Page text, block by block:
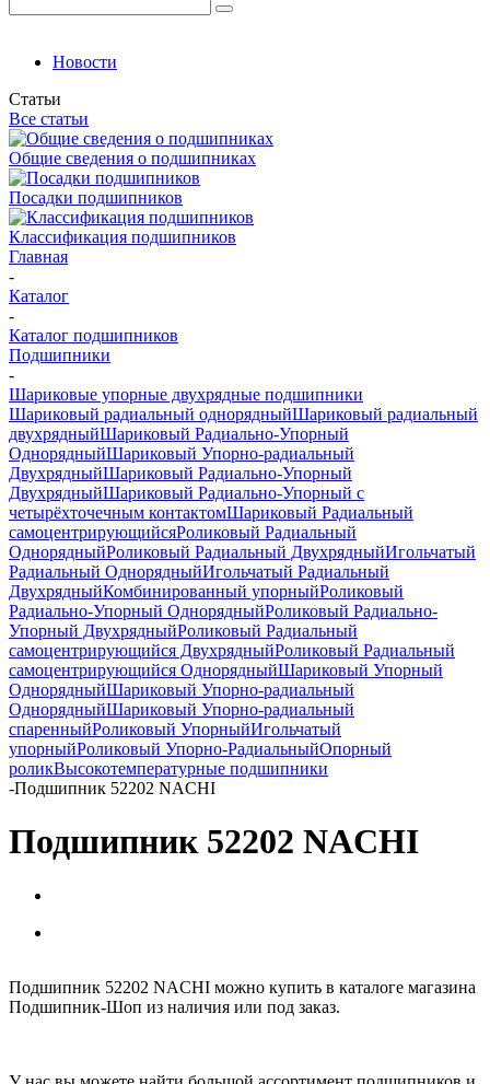
Новости
Статьи
Все статьи
Общие сведения о подшипниках
Посадки подшипников
Классификация подшипников
Главная
-
Каталог
-
Каталог подшипников
Подшипники
-
Шариковые упорные двухрядные подшипники
Шариковый радиальный однорядныйШариковый радиальный
двухрядныйШариковый Радиально-Упорный
ОднорядныйШариковый Упорно-радиальный
ДвухрядныйШариковый Радиально-Упорный
ДвухрядныйШариковый Радиально-Упорный с
четырёхточечным контактомШариковый Радиальный
самоцентрирующийсяРоликовый Радиальный
ОднорядныйРоликовый Радиальный ДвухрядныйИгольчатый
Радиальный ОднорядныйИгольчатый Радиальный
ДвухрядныйКомбинированный упорныйРоликовый
Радиально-Упорный ОднорядныйРоликовый Радиально-
Упорный ДвухрядныйРоликовый Радиальный
самоцентрирующийся ДвухрядныйРоликовый Радиальный
самоцентрирующийся ОднорядныйШариковый Упорный
ОднорядныйШариковый Упорно-радиальный
ОднорядныйШариковый Упорно-радиальный
спаренныйРоликовый УпорныйИгольчатый
упорныйРоликовый Упорно-РадиальныйОпорный
роликВысокотемпературные подшипники
-Подшипник 52202 NACHI
Подшипник 52202 NACHI
Подшипник 52202 NACHI можно купить в каталоге магазина
Подшипник-Шоп из наличия или под заказ.